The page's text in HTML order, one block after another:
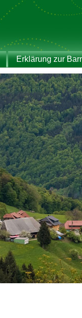
Erklärung zur